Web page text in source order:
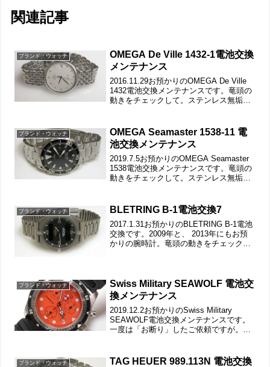
関連記事
ブランド・ウォッチ
OMEGA De Ville 1432-1電池交換
メンテナンス
2016.11.29お預かりのOMEGA De Ville
1432電池交換メンテナンスです。竜頭の
動きをチェックして。ステンレス無垢バ
りました。裏蓋は”はめ込みタイプ...
ブランド・ウォッチ
OMEGA Seamaster 1538-11 電
池交換メンテナンス
2019.7.5お預かりのOMEGA Seamaster
1538電池交換メンテナンスです。竜頭の
動きをチェックして。ステンレス無垢バ
バックルの汚れもチェックします。裏...
ブランド・ウォッチ BLETRING B-1電池交換7
2017.1.31お預かりのBLETRING B-1電池
交換です。2009年と、 2013年にもお預
かりの腕時計。竜頭の動きをチェックし
ブランド・ウォッチ
Swiss Military SEAWOLF 電池交
換メンテナンス
2019.12.2お預かりのSwiss Military
SEAWOLF電池交換メンテナンスです。
一度は「お断り」したご依頼ですが。理
望」＝「防水機能を維持か上げたい」...
ブランド・ウォッチ
TAG HEUER 989.113N 電池交換